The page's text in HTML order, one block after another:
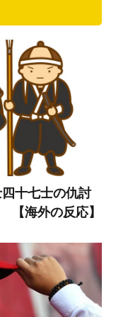
わしいコマ
を黙らせ
」1955年
ビリモコン
金が付い
頭打
マル
打点
十七士の仇討
海外の反応】